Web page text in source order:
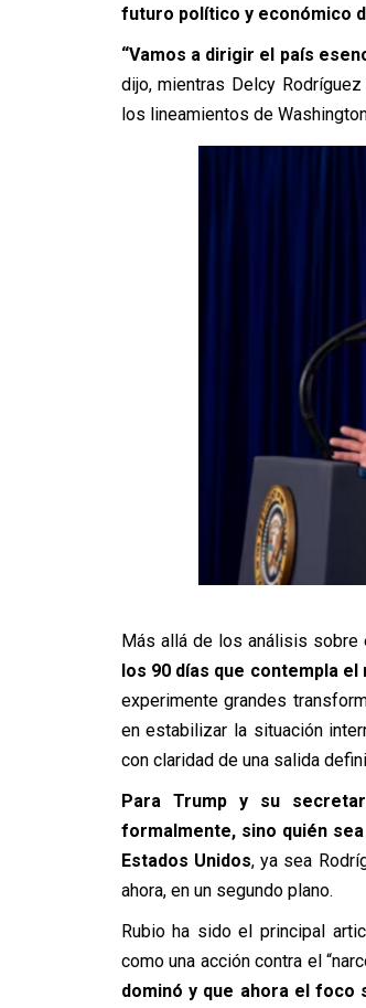
futuro político y económico
“Vamos a dirigir el país
dijo, mientras Delcy
los lineamientos de
Más allá de los análisis sobre
los 90 días que contempla
experimente grandes
en estabilizar la situación
con claridad de una salida
Para Trump y su
formalmente, sino quién
Estados Unidos, ya sea
ahora, en un segundo plano.
Rubio ha sido el principal
como una acción contra el
dominó y que ahora el foco